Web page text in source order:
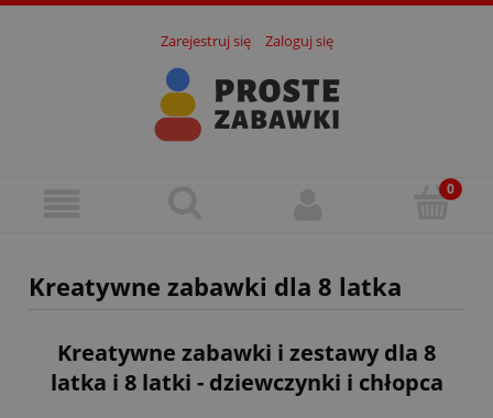
Zarejestruj się Zaloguj się
Kreatywne zabawki dla 8 latka
Kreatywne zabawki i zestawy dla 8
latka i 8 latki - dziewczynki i chłopca